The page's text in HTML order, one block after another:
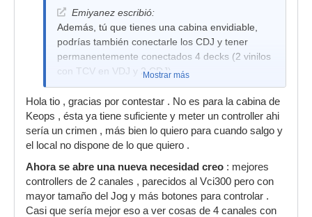
Emiyanez escribió:
Además, tú que tienes una cabina envidiable,
podrías también conectarle los CDJ y tener
permanentemente conectados 4 decks (2 vinilos
con TCV en VDJ y 2 CDJ).
Mostrar más
Hola tio , gracias por contestar . No es para la cabina de
Keops , ésta ya tiene suficiente y meter un controller ahi
sería un crimen , más bien lo quiero para cuando salgo y
el local no dispone de lo que quiero .
Ahora se abre una nueva necesidad creo : mejores
controllers de 2 canales , parecidos al Vci300 pero con
mayor tamaño del Jog y más botones para controlar .
Casi que sería mejor eso a ver cosas de 4 canales con